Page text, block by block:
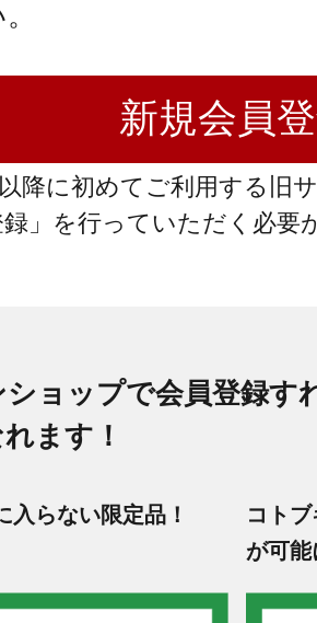
降に初めてご利用する旧
録」を行っていただく必要
ョップで会員登録す
ます！
入らない限定品！
コト
が可能